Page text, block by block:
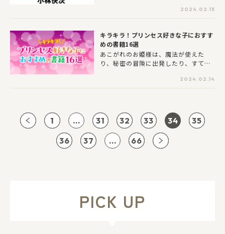
館教授の小林快次先生。カムイサウル
ス、ヤマトサウルス、パラリテリジノ
り、恐竜に関するさまざまな本を執
筆・監修したりと、恐竜好きの子ども
たちならば誰もが憧れる存在です。そ
んな小林先生に子どもの頃の話などを
2024.02.15
キラキラ！プリンセス好きな子におすす
めの書籍16選
あこがれのお姫様は、魔法が使えた
り、秘密の冒険に出発したり、すてき
ろいろな物語の世界で生きています。
そんな、さまざまなお姫様のお話が楽
っぱいの世界観が好きな子は必見です
♪
2024.02.14
1 ... 31 32 33 34
35
36
37 ... 66
PICK UP